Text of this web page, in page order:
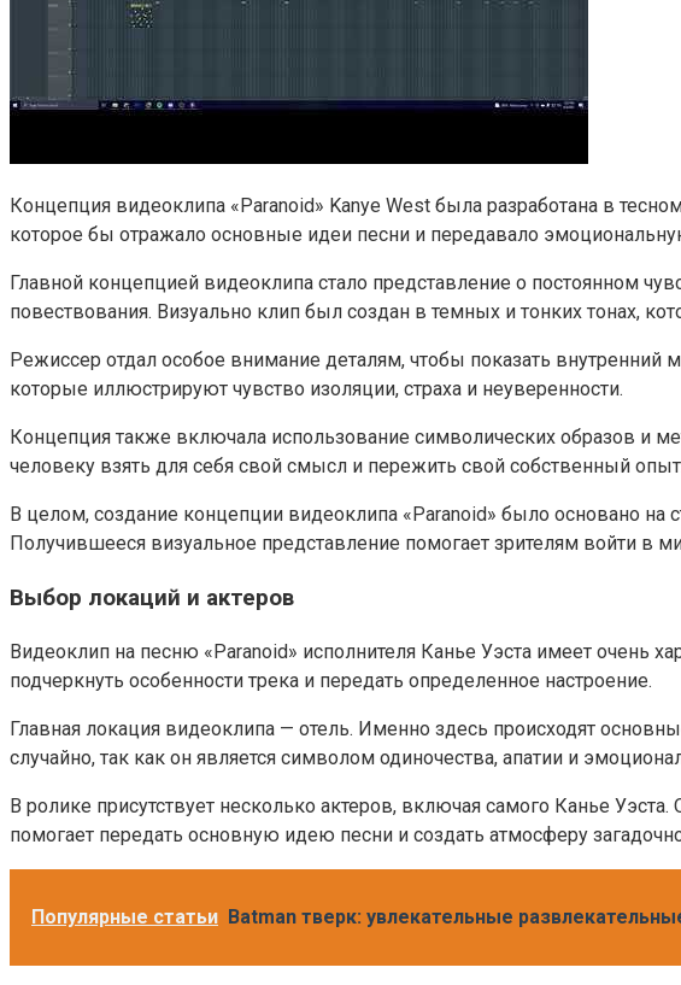
Концепция видеоклипа «Paranoid» Kanye West была разработана в
которое бы отражало основные идеи песни и передавало
Главной концепцией видеоклипа стало представление о постоянном
повествования. Визуально клип был создан в темных и тонких тонах,
Режиссер отдал особое внимание деталям, чтобы показать
которые иллюстрируют чувство изоляции, страха и неуверенности.
Концепция также включала использование символических образов и
человеку взять для себя свой смысл и пережить свой собственный
В целом, создание концепции видеоклипа «Paranoid» было основано на
Получившееся визуальное представление помогает зрителям войти в
Выбор локаций и актеров
Видеоклип на песню «Paranoid» исполнителя Канье Уэста имеет очень
подчеркнуть особенности трека и передать определенное настроение.
Главная локация видеоклипа — отель. Именно здесь происходят
случайно, так как он является символом одиночества, апатии и
В ролике присутствует несколько актеров, включая самого Канье
помогает передать основную идею песни и создать атмосферу
Популярные статьи Batman тверк: увлекательные